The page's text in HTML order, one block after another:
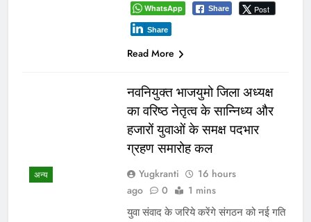
WhatsApp Share Post
Share
Read More
अन्य
नवनियुक्त भाजयुमो जिला अध्यक्ष
का वरिष्ठ नेतृत्व के सान्निध्य और
हजारों युवाओं के समक्ष पदभार
ग्रहण समारोह कल
Yugkranti
16 hours
ago
0 1 mins
युवा संवाद के जरिये करेंगे संगठन को नई गति